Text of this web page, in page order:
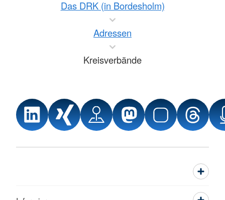
Das DRK (in Bordesholm)
Adressen
Kreisverbände